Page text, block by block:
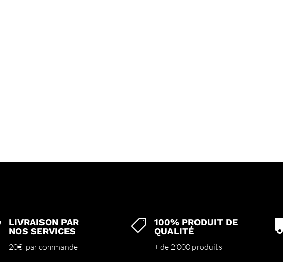
LIVRAISON PAR
NOS SERVICES
20€ par commande

100% PRODUIT DE
QUALITÉ
+ de 2’000 produits